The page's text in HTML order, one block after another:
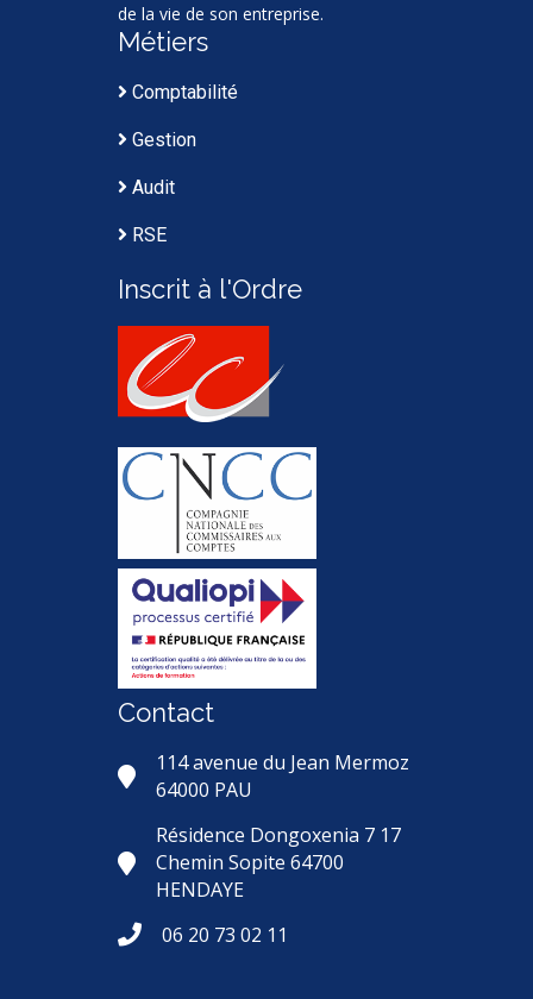
de la vie de son entreprise.
Métiers
Comptabilité
Gestion
Audit
RSE
Inscrit à l'Ordre
Contact
114 avenue du Jean Mermoz
64000 PAU
Résidence Dongoxenia 7 17
Chemin Sopite 64700
HENDAYE
06 20 73 02 11